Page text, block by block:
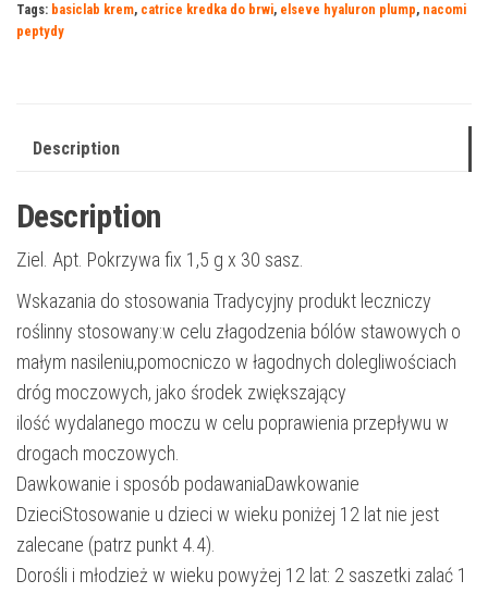
Tags: basiclab krem, catrice kredka do brwi, elseve hyaluron plump, nacomi
peptydy
Description
Description
Ziel. Apt. Pokrzywa fix 1,5 g x 30 sasz.
Wskazania do stosowania Tradycyjny produkt leczniczy
roślinny stosowany:w celu złagodzenia bólów stawowych o
małym nasileniu,pomocniczo w łagodnych dolegliwościach
dróg moczowych, jako środek zwiększający
ilość wydalanego moczu w celu poprawienia przepływu w
drogach moczowych.
Dawkowanie i sposób podawaniaDawkowanie
DzieciStosowanie u dzieci w wieku poniżej 12 lat nie jest
zalecane (patrz punkt 4.4).
Dorośli i młodzież w wieku powyżej 12 lat: 2 saszetki zalać 1